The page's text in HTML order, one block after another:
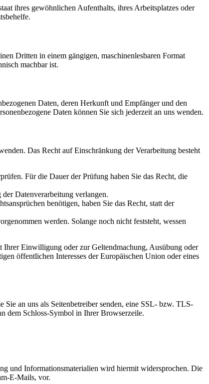
ihres gewöhnlichen Aufenthalts, ihres Arbeitsplatzes oder
Dritten in einem gängigen, maschinenlesbaren Format
machbar ist.
Daten, deren Herkunft und Empfänger und den
Daten können Sie sich jederzeit an uns wenden.
Das Recht auf Einschränkung der Verarbeitung besteht
Für die Dauer der Prüfung haben Sie das Recht, die
Datenverarbeitung verlangen.
benötigen, haben Sie das Recht, statt der
werden. Solange noch nicht feststeht, wessen
Ihrer Einwilligung oder zur Geltendmachung, Ausübung oder
öffentlichen Interesses der Europäischen Union oder eines
an uns als Seitenbetreiber senden, eine SSL- bzw. TLS-
dem Schloss-Symbol in Ihrer Browserzeile.
und Informationsmaterialien wird hiermit widersprochen. Die
E-Mails, vor.